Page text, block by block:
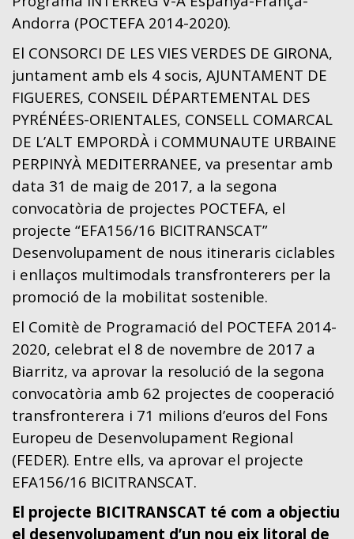
Andorra (POCTEFA 2014-2020).
El CONSORCI DE LES VIES VERDES DE GIRONA,
juntament amb els 4 socis, AJUNTAMENT DE
FIGUERES, CONSEIL DÉPARTEMENTAL DES
PYRÉNÉES-ORIENTALES, CONSELL COMARCAL
DE L’ALT EMPORDÀ i COMMUNAUTE URBAINE
PERPINYÀ MEDITERRANEE, va presentar amb
data 31 de maig de 2017, a la segona
convocatòria de projectes POCTEFA, el
projecte “EFA156/16 BICITRANSCAT”
Desenvolupament de nous itineraris ciclables
i enllaços multimodals transfronterers per la
promoció de la mobilitat sostenible.
El Comitè de Programació del POCTEFA 2014-
2020, celebrat el 8 de novembre de 2017 a
Biarritz, va aprovar la resolució de la segona
convocatòria amb 62 projectes de cooperació
transfronterera i 71 milions d’euros del Fons
Europeu de Desenvolupament Regional
(FEDER). Entre ells, va aprovar el projecte
EFA156/16 BICITRANSCAT.
El projecte BICITRANSCAT té com a objectiu
el desenvolupament d’un nou eix litoral de